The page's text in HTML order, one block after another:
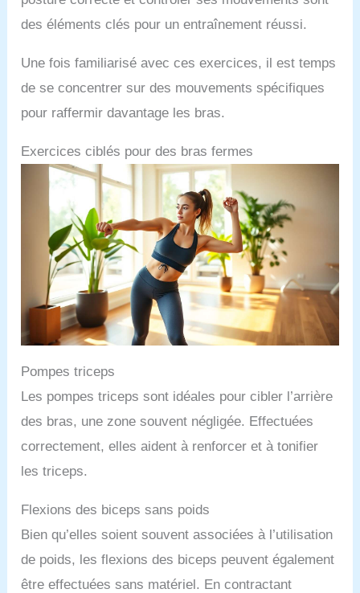
des éléments clés pour un entraînement réussi.
Une fois familiarisé avec ces exercices, il est temps
de se concentrer sur des mouvements spécifiques
pour raffermir davantage les bras.
Exercices ciblés pour des bras fermes
Pompes triceps
Les pompes triceps sont idéales pour cibler l’arrière
des bras, une zone souvent négligée. Effectuées
correctement, elles aident à renforcer et à tonifier
les triceps.
Flexions des biceps sans poids
Bien qu’elles soient souvent associées à l’utilisation
de poids, les flexions des biceps peuvent également
être effectuées sans matériel. En contractant